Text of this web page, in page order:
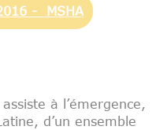
- MSHA
à l’émergence,
d’un ensemble